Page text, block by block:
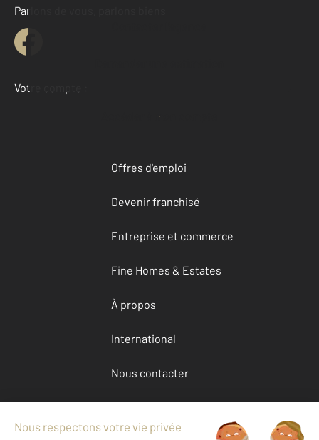
Contacter l'agence
Demander une estimation
Parlons de vous, parlons biens
Votre compte :
Accéder à mon compte
Offres d'emploi
Devenir franchisé
Entreprise et commerce
Fine Homes & Estates
À propos
International
Nous contacter
Mentions légales & CGU et Barèmes d'honoraires